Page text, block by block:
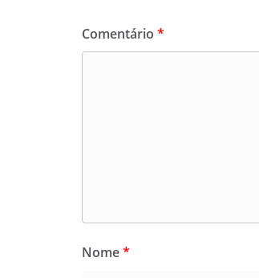
Comentário *
Nome*